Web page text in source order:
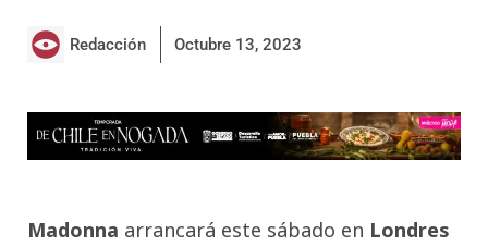
Redacción Octubre 13, 2023
Madonna arrancará este sábado en Londres